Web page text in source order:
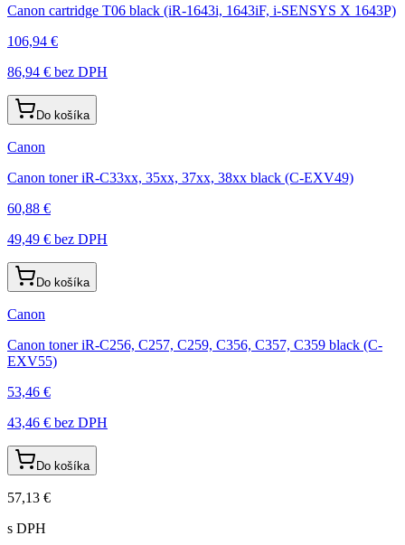
Canon cartridge T06 black (iR-1643i, 1643iF, i-SENSYS X 1643P)
106,94 €
86,94 € bez DPH
Do košíka
Canon
Canon toner iR-C33xx, 35xx, 37xx, 38xx black (C-EXV49)
60,88 €
49,49 € bez DPH
Do košíka
Canon
Canon toner iR-C256, C257, C259, C356, C357, C359 black (C-
EXV55)
53,46 €
43,46 € bez DPH
Do košíka
57,13 €
s DPH